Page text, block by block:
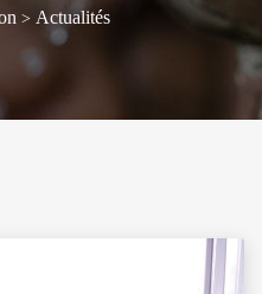
> Actualités